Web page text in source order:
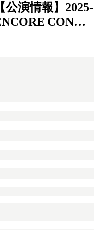
【公演情報】
CON…